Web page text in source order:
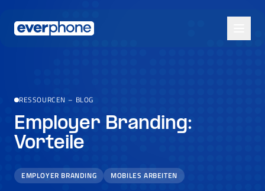
RESSOURCEN – BLOG
Employer Branding:
Vorteile
EMPLOYER BRANDING MOBILES ARBEITEN